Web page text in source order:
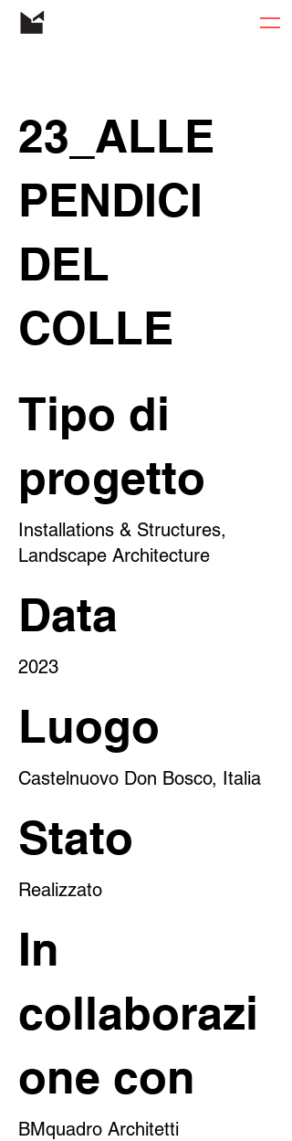
23_ALLE
PENDICI
DEL
COLLE
Tipo di
progetto
Installations & Structures,
Landscape Architecture
Data
2023
Luogo
Castelnuovo Don Bosco, Italia
Stato
Realizzato
In
collaborazi
one con
BMquadro Architetti